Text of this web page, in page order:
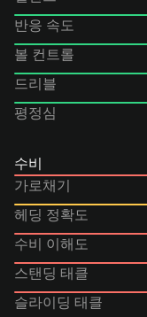
반응 속도
볼 컨트롤
드리블
평정심
수비
가로채기
헤딩 정확도
수비 이해도
스탠딩 태클
슬라이딩 태클